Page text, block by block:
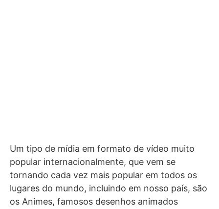
Um tipo de mídia em formato de vídeo muito
popular internacionalmente, que vem se
tornando cada vez mais popular em todos os
lugares do mundo, incluindo em nosso país, são
os Animes, famosos desenhos animados